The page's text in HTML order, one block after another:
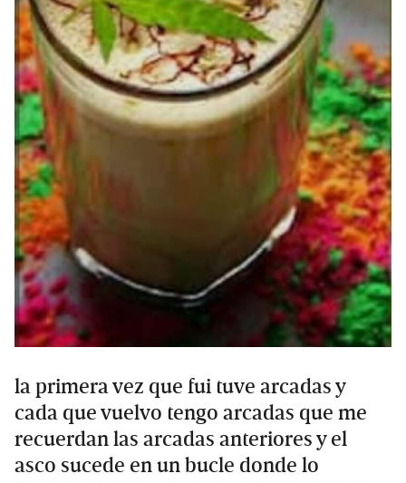
la primera vez que fui tuve arcadas y
cada que vuelvo tengo arcadas que me
recuerdan las arcadas anteriores y el
asco sucede en un bucle donde lo